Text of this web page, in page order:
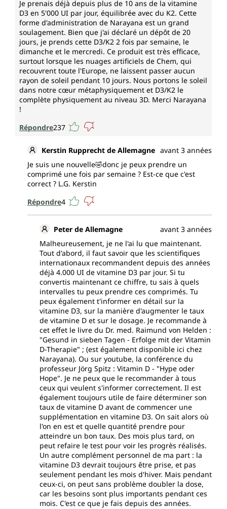
maintien d'une ossature normale
maintien d'une fonction musculaire
normale
maintien de dents normales
fonctionnement normal du système
immunitaire et a une fonction dans la
division cellulaire.
La vitamine K (ménaquinone)
maintien d'une ossature normale
*Allégations de santé autorisées par l'Autorité
européenne de sécurité des aliments.
Végétarien et sans les additifs
suivants
Conformément aux dispositions légales, cette
association de vitamine D3 pure et de vitamine K2
pure (MK7 All-Trans) est exempte de conservateurs et
ne contient aucun additif tel que des arômes, des
colorants ou des stabilisants, ni de stéarate de
magnésium ; elle est également sans OGM, sans
lactose, sans gluten et sans gélatine. Le produit est
végétarien. Le comprimé contient des agents de
remplissage réduits en cellulose microcristalline afin
de faciliter le dosage et l'ingestion.
Fabriqué en Allemagne
Ce produit combiné vitamine D3/K2 d'Unimedica est
fabriqué en Allemagne dans des installations
certifiées.
Je prenais déjà depuis plus de 10 ans de la vitamine
D3 en 5'000 UI par jour, équilibrée avec du K2. Cette
forme d'administration de Narayana est un grand
soulagement. Bien que j'ai déclaré un dépôt de 20
jours, je prends cette D3/K2 2 fois par semaine, le
dimanche et le mercredi. Ce produit est très efficace,
surtout lorsque les nuages artificiels de Chem, qui
recouvrent toute l'Europe, ne laissent passer aucun
rayon de soleil pendant 10 jours. Nous portons le soleil
dans notre cœur métaphysiquement et D3/K2 le
complète physiquement au niveau 3D. Merci Narayana
!
Répondre237
Kerstin Rupprecht de Allemagne avant 3 années
Je suis une nouvelle🤣donc je peux prendre un
comprimé une fois par semaine ? Est-ce que c'est
correct ? L.G. Kerstin
Répondre4
Peter de Allemagne
avant 3 années
Malheureusement, je ne l'ai lu que maintenant.
Tout d'abord, il faut savoir que les scientifiques
internationaux recommandent depuis des années
déjà 4.000 UI de vitamine D3 par jour. Si tu
convertis maintenant ce chiffre, tu sais à quels
intervalles tu peux prendre ces comprimés. Tu
peux également t'informer en détail sur la
vitamine D3, sur la manière d'augmenter le taux
de vitamine D et sur le dosage. Je recommande à
cet effet le livre du Dr. med. Raimund von Helden :
"Gesund in sieben Tagen - Erfolge mit der Vitamin
D-Therapie" ; (est également disponible ici chez
Narayana). Ou sur youtube, la conférence du
professeur Jörg Spitz : Vitamin D - "Hype oder
Hope". Je ne peux que le recommander à tous
ceux qui veulent s'informer correctement. Il est
également toujours utile de faire déterminer son
taux de vitamine D avant de commencer une
supplémentation en vitamine D3. On sait alors où
l'on en est et quelle quantité prendre pour
atteindre un bon taux. Des mois plus tard, on
peut refaire le test pour voir les progrès réalisés.
Un autre complément personnel de ma part : la
vitamine D3 devrait toujours être prise, et pas
seulement pendant les mois d'hiver. Mais pendant
ceux-ci, on peut sans problème doubler la dose,
car les besoins sont plus importants pendant ces
mois. C'est ce que je fais depuis des années.